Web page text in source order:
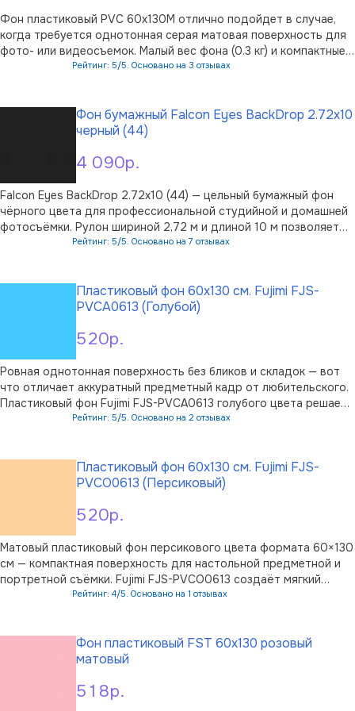
Фон пластиковый PVC 60х130M отлично подойдет в случае,
когда требуется однотонная серая матовая поверхность для
фото- или видеосъемок. Малый вес фона (0.3 кг) и компактные
размеры рулона (60х6х6 см) сделают его незаменимым как в
Рейтинг: 5/5. Основано на 3 отзывах
4 090р.
Фон бумажный Falcon Eyes BackDrop 2.72x10
черный (44)
Falcon Eyes BackDrop 2.72x10 (44) — цельный бумажный фон
чёрного цвета для профессиональной студийной и домашней
фотосъёмки. Рулон шириной 2,72 м и длиной 10 м позволяет
закрыть значительную область кадра, оформить портретную
Рейтинг: 5/5. Основано на 7 отзывах
520р.
Пластиковый фон 60x130 см. Fujimi FJS-
PVCA0613 (Голубой)
Ровная однотонная поверхность без бликов и складок — вот
что отличает аккуратный предметный кадр от любительского.
Пластиковый фон Fujimi FJS-PVCA0613 голубого цвета решает
эту задачу при съёмке небольших объектов, флэтлея и
Рейтинг: 5/5. Основано на 2 отзывах
520р.
Пластиковый фон 60x130 см. Fujimi FJS-
PVCO0613 (Персиковый)
Матовый пластиковый фон персикового цвета формата 60×130
см — компактная поверхность для настольной предметной и
портретной съёмки. Fujimi FJS-PVCO0613 создаёт мягкий
однородный задник без бликов, а тёплый персиковый оттенок
Рейтинг: 4/5. Основано на 1 отзывах
518р.
Фон пластиковый FST 60х130 розовый
матовый